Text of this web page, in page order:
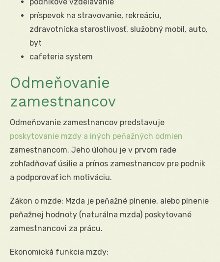
príspevok na stravovanie, rekreáciu,
zdravotnícka starostlivosť, služobný mobil, auto,
byt
cafeteria system
Odmeňovanie
zamestnancov
Odmeňovanie zamestnancov predstavuje
poskytovanie mzdy a iných peňažných odmien
zamestnancom. Jeho úlohou je v prvom rade
zohľadňovať úsilie a prínos zamestnancov pre podnik
a podporovať ich motiváciu.
Zákon o mzde: Mzda je peňažné plnenie, alebo plnenie
peňažnej hodnoty (naturálna mzda) poskytované
zamestnancovi za prácu.
Ekonomická funkcia mzdy: